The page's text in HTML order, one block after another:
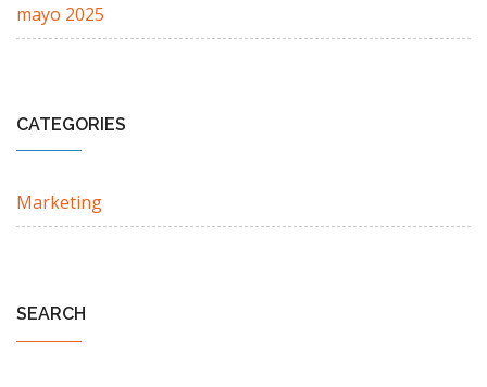
mayo 2025
CATEGORIES
Marketing
SEARCH